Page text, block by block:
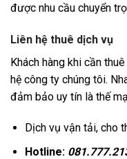
được nhu cầu chuyển
Liên hệ thuê dịch vụ
Khách hàng khi cần
hệ công ty chúng tôi.
đảm bảo uy tín là thế
Dịch vụ vận tải, cho
Hotline: